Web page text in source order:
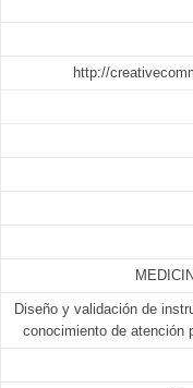
http://
Diseño y validación de
conocimiento de atención